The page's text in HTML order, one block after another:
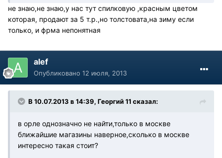
не знаю,не знаю,у нас тут спилковую ,красным цветом
которая, продают за 5 т.р.,но толстовата,на зиму если
только, и фрма непонятная
alef
Опубликовано 12 июля, 2013
В 10.07.2013 в 14:39, Георгий 11 сказал:
в орле однозначно не найти,только в москве
ближайшие магазины наверное,сколько в москве
интересно такая стоит?